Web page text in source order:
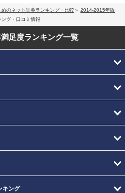
めのネット証券ランキング・比較
2014-2015年版
グ・口コミ情報
足度ランキング一覧
キング